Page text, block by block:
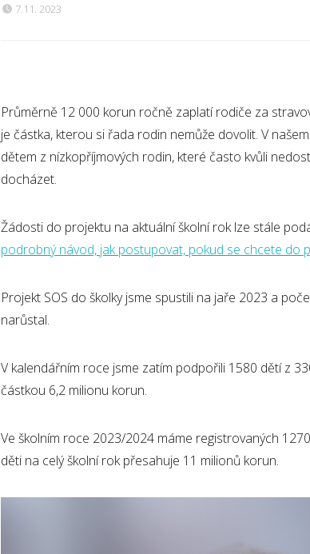
7.11. 2023
Průměrně 12 000 korun ročně zaplatí rodiče za
je částka, kterou si řada rodin nemůže dovolit. V
dětem z nízkopříjmových rodin, které často kvůli
docházet.
Žádosti do projektu na aktuální školní rok lze stále
podrobný návod, jak postupovat, pokud se chcete do
Projekt SOS do školky jsme spustili na jaře 2023 a
narůstal.
V kalendářním roce jsme zatím podpořili 1580 dětí z
částkou 6,2 milionu korun.
Ve školním roce 2023/2024 máme registrovaných
děti na celý školní rok přesahuje 11 milionů korun.